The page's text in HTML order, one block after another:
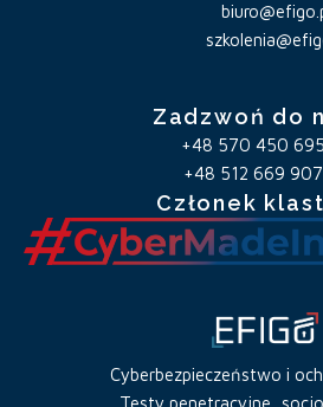
Cyberbezpieczeństwo i
Testy penetracyjne,
Zadzwoń do
+48 570 450 695
+48 512 669 907
Członek